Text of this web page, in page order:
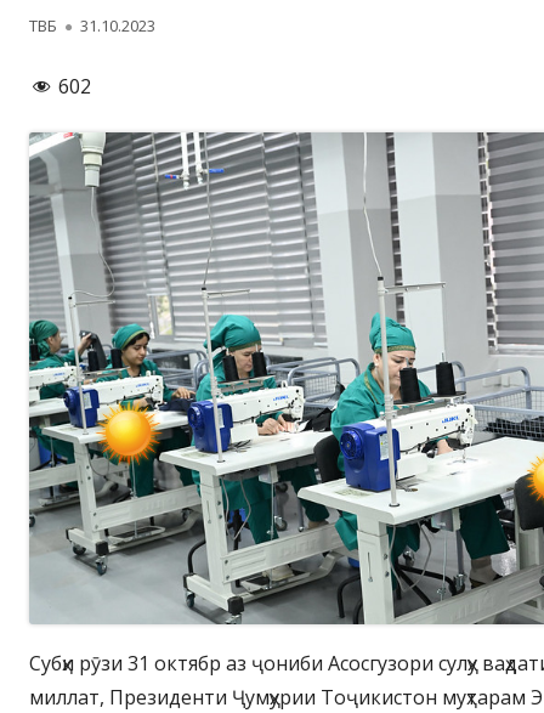
Автор
ТВБ Опубликовано
31.10.2023
602
Субҳи рӯзи 31 октябр аз ҷониби Асосгузори сулҳу
миллат, Президенти Ҷумҳурии Тоҷикистон муҳтарам